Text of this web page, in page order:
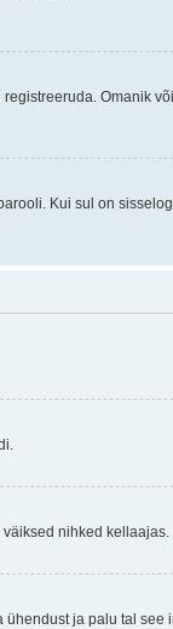
Omanik
Kui sul on
nihked
ja palu tal